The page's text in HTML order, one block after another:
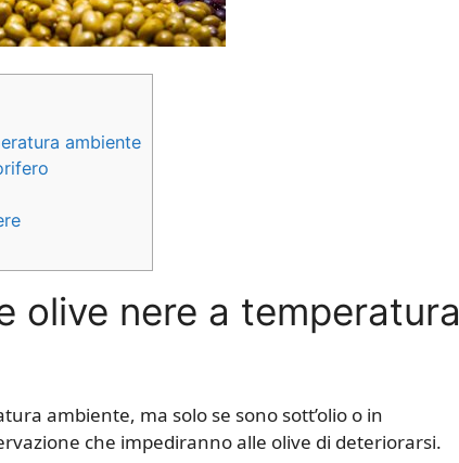
ambiente
olive nere a temperatura
ambiente, ma solo se sono sott’olio o in
che impediranno alle olive di deteriorarsi.